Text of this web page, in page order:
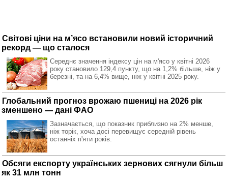
Світові ціни на м’ясо встановили новий історичний
рекорд — що сталося
Середнє значення індексу цін на м'ясо у квітні 2026
року становило 129,4 пункту, що на 1,2% більше, ніж у
березні, та на 6,4% вище, ніж у квітні 2025 року.
Глобальний прогноз врожаю пшениці на 2026 рік
зменшено — дані ФАО
Зазначається, що показник приблизно на 2% менше,
ніж торік, хоча досі перевищує середній рівень
останніх п'яти років.
Обсяги експорту українських зернових сягнули більш
як 31 млн тонн